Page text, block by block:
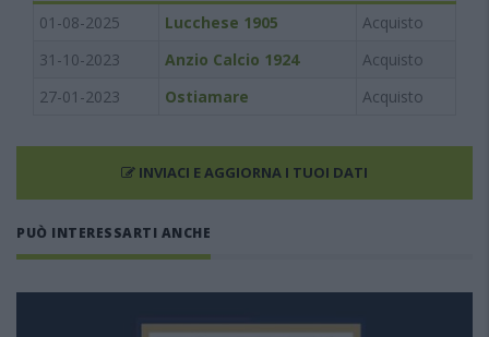
01-08-2025
Lucchese 1905
Acquisto
31-10-2023
Anzio Calcio 1924
Acquisto
27-01-2023
Ostiamare Acquisto
INVIACI E AGGIORNA I TUOI DATI
PUÒ INTERESSARTI ANCHE